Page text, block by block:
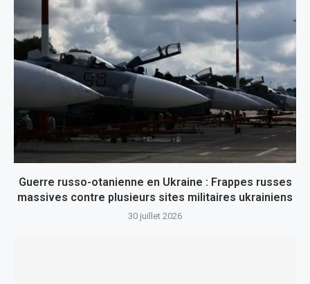
Guerre russo-otanienne en Ukraine : Frappes russes
massives contre plusieurs sites militaires ukrainiens
30 juillet 2026